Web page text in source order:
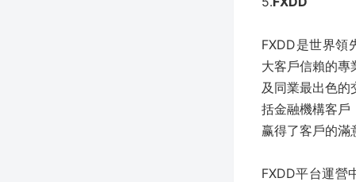
FXDD是世界領
大客戶信賴的專
及同業最出色的
括金融機構客戶
赢得了客戶的滿
FXDD平台運營